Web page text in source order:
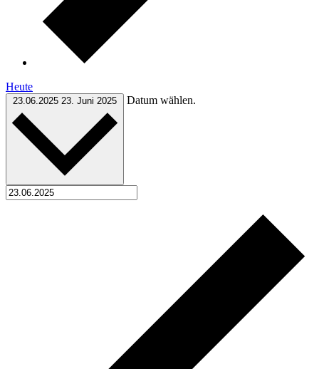
Heute
23.06.2025 23. Juni 2025 Datum wählen.